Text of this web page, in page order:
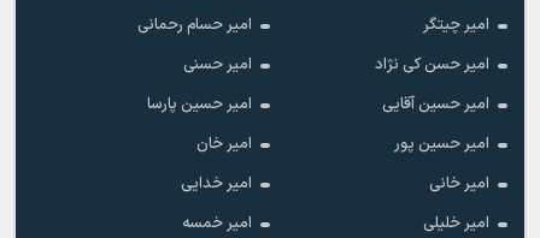
امیر چیتگر
امیر حسام رحمانی
امیر حسن کی نژاد
امیر حسنی
امیر حسین آقایی
امیر حسین پارسا
امیر حسین پور
امیر خان
امیر خانی
امیر خدایی
امیر خلیلی
امیر خمسه